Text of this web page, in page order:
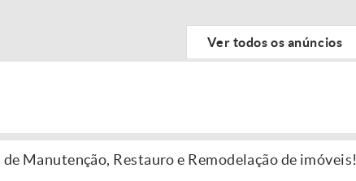
Ver todos os anúncios
Manutenção, Restauro e Remodelação de imóveis!